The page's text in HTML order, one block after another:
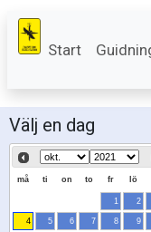
Start
Välj en dag
må ti on to fr lö
1 2
4
5 6 7 8 9